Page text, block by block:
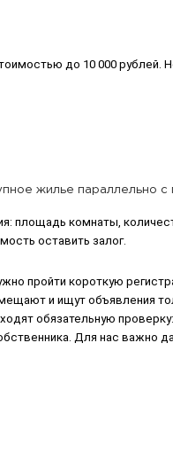
до 10 000 рублей.
жилье параллельно с
площадь комнаты,
оставить залог.
пройти короткую
и ищут объявления
обязательную
Для нас важно